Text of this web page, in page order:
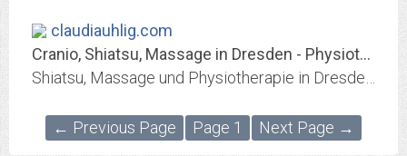
claudiauhlig.com
Cranio, Shiatsu, Massage in Dresden - Physiotherapeutin Claudia Uhlig
← Previous Page Page 1 Next Page →